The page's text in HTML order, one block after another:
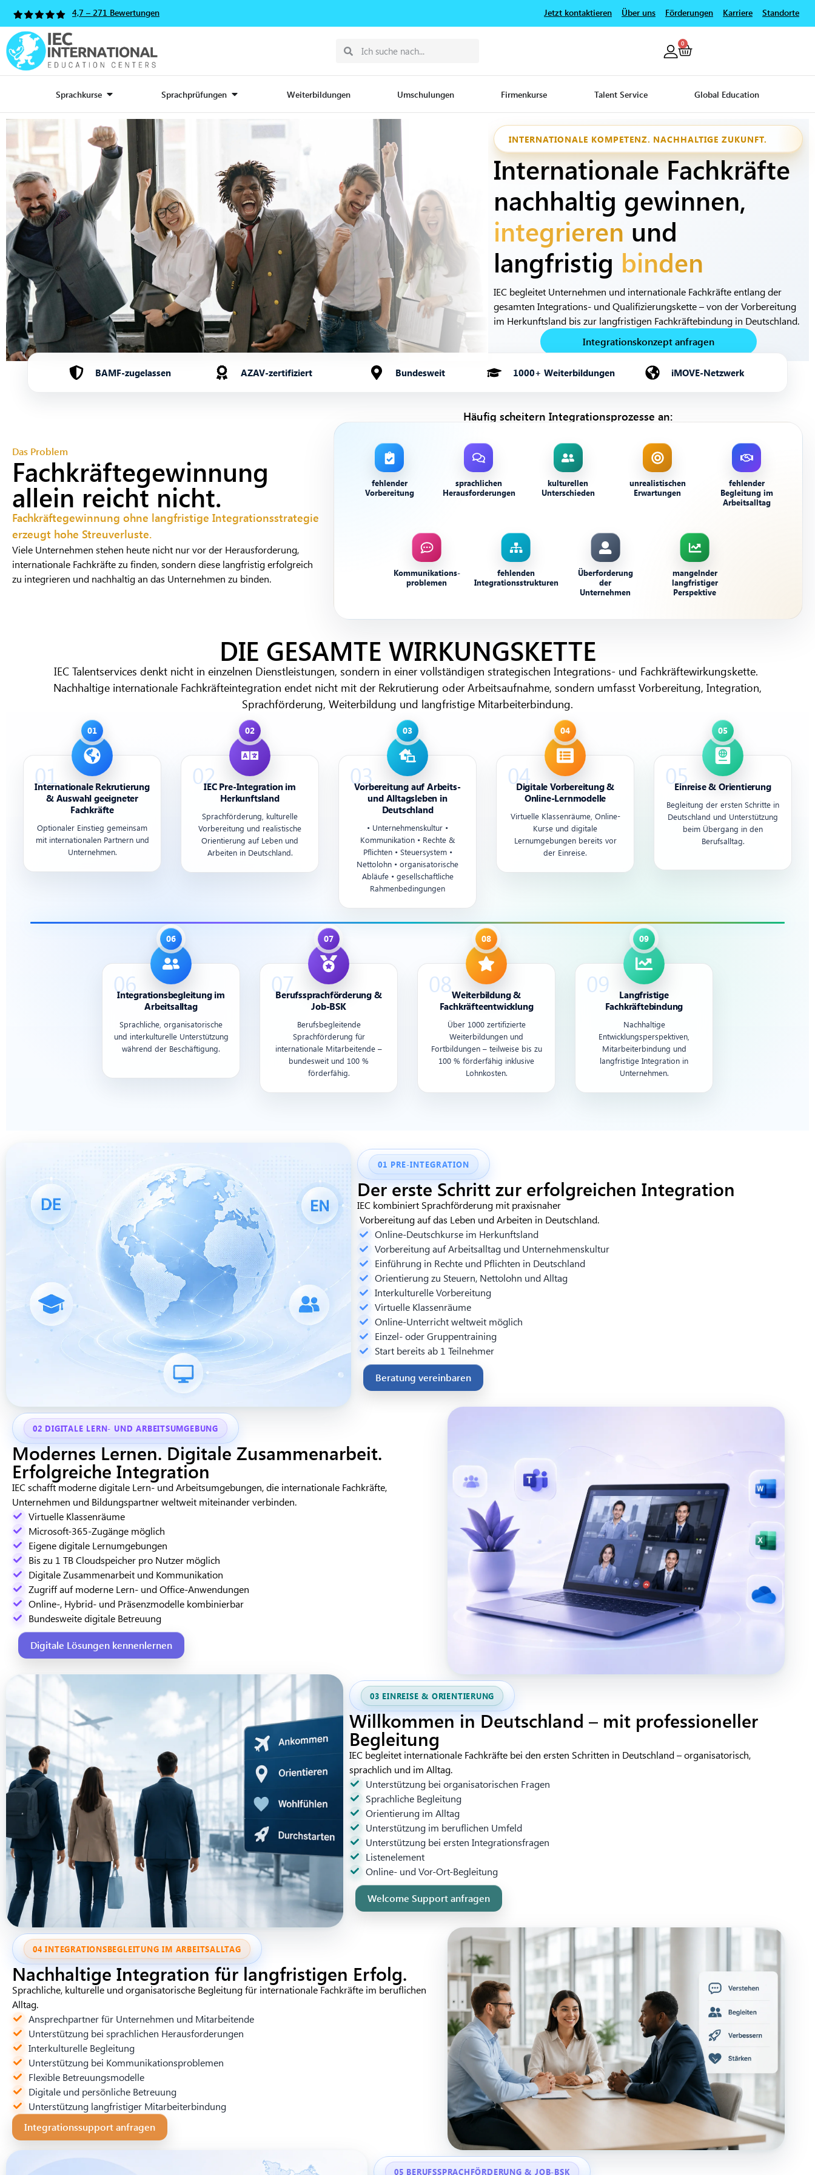
4,7 – 271 Bewertungen Jetzt kontaktieren Über uns Förderungen Karriere Standorte
0
Sprachkurse Sprachprüfungen Weiterbildungen Umschulungen Firmenkurse Talent Service Global Education
INTERNATIONALE KOMPETENZ. NACHHALTIGE ZUKUNFT.
Internationale Fachkräfte
nachhaltig gewinnen,
integrieren und
langfristig binden
IEC begleitet Unternehmen und internationale Fachkräfte entlang der
gesamten Integrations- und Qualifizierungskette – von der Vorbereitung
im Herkunftsland bis zur langfristigen Fachkräftebindung in Deutschland.
Integrationskonzept anfragen
BAMF-zugelassen AZAV-zertifiziert Bundesweit 1000+ Weiterbildungen iMOVE-Netzwerk
Das Problem
Fachkräftegewinnung
allein reicht nicht.
Fachkräftegewinnung ohne langfristige Integrationsstrategie
erzeugt hohe Streuverluste.
Viele Unternehmen stehen heute nicht nur vor der Herausforderung,
internationale Fachkräfte zu finden, sondern diese langfristig erfolgreich
zu integrieren und nachhaltig an das Unternehmen zu binden.
Häufig scheitern Integrationsprozesse an:
fehlender
Vorbereitung
sprachlichen
Herausforderungen
kulturellen
Unterschieden
unrealistischen
Erwartungen
fehlender
Begleitung im
Arbeitsalltag
Kommunikations-
problemen
fehlenden
Integrationsstrukturen
Überforderung
der
Unternehmen
mangelnder
langfristiger
Perspektive
DIE GESAMTE WIRKUNGSKETTE
IEC Talentservices denkt nicht in einzelnen Dienstleistungen, sondern in einer vollständigen strategischen Integrations- und Fachkräftewirkungskette.
Nachhaltige internationale Fachkräfteintegration endet nicht mit der Rekrutierung oder Arbeitsaufnahme, sondern umfasst Vorbereitung, Integration,
Sprachförderung, Weiterbildung und langfristige Mitarbeiterbindung.
Internationale Rekrutierung
& Auswahl geeigneter
Fachkräfte
Optionaler Einstieg gemeinsam
mit internationalen Partnern und
Unternehmen.
IEC Pre-Integration im
Herkunftsland
Sprachförderung, kulturelle
Vorbereitung und realistische
Orientierung auf Leben und
Arbeiten in Deutschland.
Vorbereitung auf Arbeits-
und Alltagsleben in
Deutschland
• Unternehmenskultur •
Kommunikation • Rechte &
Pflichten • Steuersystem •
Nettolohn • organisatorische
Abläufe • gesellschaftliche
Rahmenbedingungen
Digitale Vorbereitung &
Online-Lernmodelle
Virtuelle Klassenräume, Online-
Kurse und digitale
Lernumgebungen bereits vor
der Einreise.
Einreise & Orientierung
Begleitung der ersten Schritte in
Deutschland und Unterstützung
beim Übergang in den
Berufsalltag.
Integrationsbegleitung im
Arbeitsalltag
Sprachliche, organisatorische
und interkulturelle Unterstützung
während der Beschäftigung.
Berufssprachförderung &
Job-BSK
Berufsbegleitende
Sprachförderung für
internationale Mitarbeitende –
bundesweit und 100 %
förderfähig.
Weiterbildung &
Fachkräfteentwicklung
Über 1000 zertifizierte
Weiterbildungen und
Fortbildungen – teilweise bis zu
100 % förderfähig inklusive
Lohnkosten.
Langfristige
Fachkräftebindung
Nachhaltige
Entwicklungsperspektiven,
Mitarbeiterbindung und
langfristige Integration in
Unternehmen.
01 PRE-INTEGRATION
Der erste Schritt zur erfolgreichen Integration
IEC kombiniert Sprachförderung mit praxisnaher
Vorbereitungauf das Leben undArbeiten in Deutschland.
Online-Deutschkurse im Herkunftsland
Vorbereitung auf Arbeitsalltag und Unternehmenskultur
Einführung in Rechte und Pflichten in Deutschland
Orientierung zu Steuern, Nettolohn und Alltag
Interkulturelle Vorbereitung
Virtuelle Klassenräume
Online-Unterricht weltweit möglich
Einzel- oder Gruppentraining
Start bereits ab 1 Teilnehmer
Beratung vereinbaren
02 DIGITALE LERN- UND ARBEITSUMGEBUNG
Modernes Lernen. Digitale Zusammenarbeit.
Erfolgreiche Integration
IEC schafft moderne digitale Lern- und Arbeitsumgebungen, die internationale Fachkräfte,
Unternehmen und Bildungspartner weltweit miteinander verbinden.
Virtuelle Klassenräume
Microsoft-365-Zugänge möglich
Eigene digitale Lernumgebungen
Bis zu 1 TB Cloudspeicher pro Nutzer möglich
Digitale Zusammenarbeit und Kommunikation
Zugriff auf moderne Lern- und Office-Anwendungen
Online-, Hybrid- und Präsenzmodelle kombinierbar
Bundesweite digitale Betreuung
Digitale Lösungen kennenlernen
03 EINREISE & ORIENTIERUNG
Willkommen in Deutschland – mit professioneller
Begleitung
IEC begleitet internationale Fachkräfte bei den ersten Schritten in Deutschland – organisatorisch,
sprachlich und im Alltag.
Unterstützung bei organisatorischen Fragen
Sprachliche Begleitung
Orientierung im Alltag
Unterstützung im beruflichen Umfeld
Unterstützung bei ersten Integrationsfragen
Listenelement
Online- und Vor-Ort-Begleitung
Welcome Support anfragen
04 INTEGRATIONSBEGLEITUNG IM ARBEITSALLTAG
Nachhaltige Integration für langfristigen Erfolg.
Sprachliche, kulturelle und organisatorische Begleitung für internationale Fachkräfte im beruflichen
Alltag.
Ansprechpartner für Unternehmen und Mitarbeitende
Unterstützung bei sprachlichen Herausforderungen
Interkulturelle Begleitung
Unterstützung bei Kommunikationsproblemen
Flexible Betreuungsmodelle
Digitale und persönliche Betreuung
Unterstützung langfristiger Mitarbeiterbindung
Integrationssupport anfragen
05 BERUFSSPRACHFÖRDERUNG & JOB-BSK